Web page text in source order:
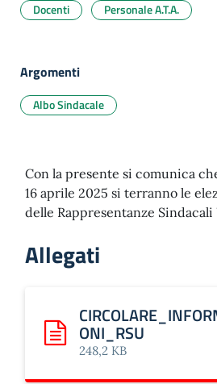
Docenti Personale A.T.A.
Argomenti
Albo Sindacale
Con la presente si comunica
16 aprile 2025 si terranno le
delle Rappresentanze Sindacali
Allegati
Scarica:ONI_RSU
248,2 KB